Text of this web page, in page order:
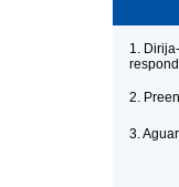
1.
2.
3.